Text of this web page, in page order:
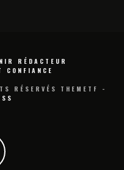
RÉDACTEUR
CONFIANCE
RÉSERVÉS THEMETF -